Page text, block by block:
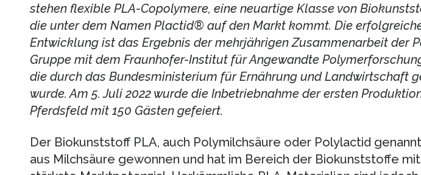
stehen flexible PLA-Copolymere, eine neuartige Klasse von
die unter dem Namen Plactid® auf den Markt kommt. Die
Entwicklung ist das Ergebnis der mehrjährigen Zusammenarbeit der
Gruppe mit dem Fraunhofer-Institut für Angewandte
die durch das Bundesministerium für Ernährung und Landwirtschaft
wurde. Am 5. Juli 2022 wurde die Inbetriebnahme der ersten
Pferdsfeld mit 150 Gästen gefeiert.
Der Biokunststoff PLA, auch Polymilchsäure oder Polylactid
aus Milchsäure gewonnen und hat im Bereich der Biokunststoffe